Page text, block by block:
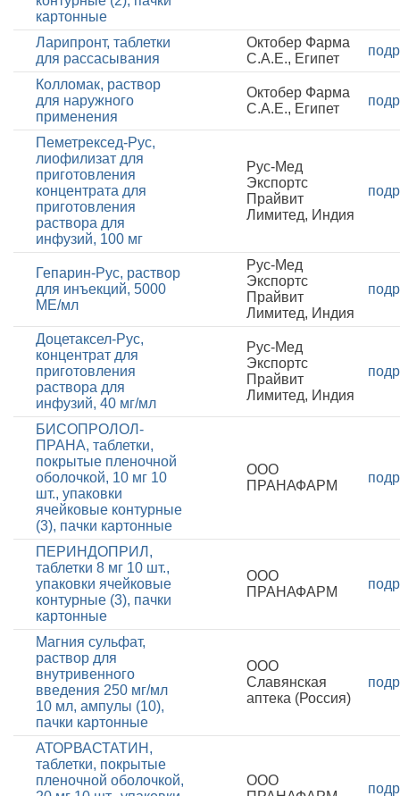
картонные
Ларипронт, таблетки
для рассасывания
Октобер Фарма
С.А.Е., Египет
Колломак, раствор
для наружного
применения
Октобер Фарма
С.А.Е., Египет
Пеметрексед-Рус,
лиофилизат для
приготовления
концентрата для
приготовления
раствора для
инфузий, 100 мг
Рус-Мед
Экспортс
Прайвит
Лимитед, Индия
Гепарин-Рус, раствор
для инъекций, 5000
МЕ/мл
Рус-Мед
Экспортс
Прайвит
Лимитед, Индия
Доцетаксел-Рус,
концентрат для
приготовления
раствора для
инфузий, 40 мг/мл
Рус-Мед
Экспортс
Прайвит
Лимитед, Индия
БИСОПРОЛОЛ-
ПРАНА, таблетки,
покрытые пленочной
оболочкой, 10 мг 10
шт., упаковки
ячейковые контурные
(3), пачки картонные
ООО
ПРАНАФАРМ
ПЕРИНДОПРИЛ,
таблетки 8 мг 10 шт.,
упаковки ячейковые
контурные (3), пачки
картонные
ООО
ПРАНАФАРМ
Магния сульфат,
раствор для
внутривенного
введения 250 мг/мл
10 мл, ампулы (10),
пачки картонные
ООО
Славянская
аптека (Россия)
АТОРВАСТАТИН,
таблетки, покрытые
пленочной оболочкой,
ООО